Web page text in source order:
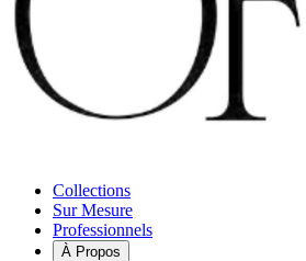
Collections
Sur Mesure
Professionnels
À Propos